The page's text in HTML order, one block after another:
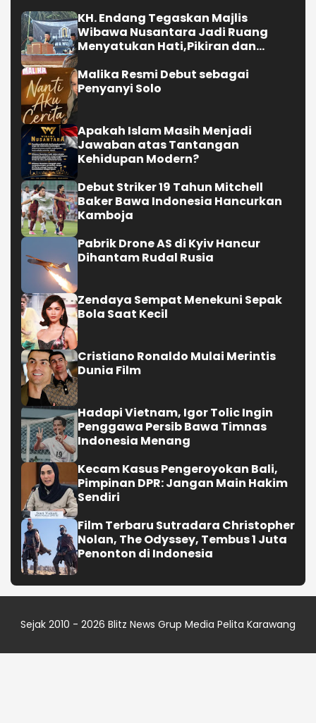
KH. Endang Tegaskan Majlis
Wibawa Nusantara Jadi Ruang
Menyatukan Hati,Pikiran dan
Malika Resmi Debut sebagai
Penyanyi Solo
Apakah Islam Masih Menjadi
Jawaban atas Tantangan
Kehidupan Modern?
Debut Striker 19 Tahun Mitchell
Baker Bawa Indonesia Hancurkan
Kamboja
Pabrik Drone AS di Kyiv Hancur
Dihantam Rudal Rusia
Zendaya Sempat Menekuni Sepak
Bola Saat Kecil
Cristiano Ronaldo Mulai Merintis
Dunia Film
Hadapi Vietnam, Igor Tolic Ingin
Penggawa Persib Bawa Timnas
Indonesia Menang
Kecam Kasus Pengeroyokan Bali,
Pimpinan DPR: Jangan Main Hakim
Sendiri
Film Terbaru Sutradara Christopher
Nolan, The Odyssey, Tembus 1 Juta
Penonton di Indonesia
Sejak 2010 - 2026 Blitz News Grup Media Pelita Karawang